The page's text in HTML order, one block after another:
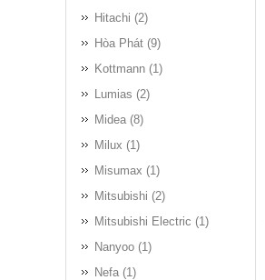
Hitachi (2)
Hòa Phát (9)
Kottmann (1)
Lumias (2)
Midea (8)
Milux (1)
Misumax (1)
Mitsubishi (2)
Mitsubishi Electric (1)
Nanyoo (1)
Nefa (1)